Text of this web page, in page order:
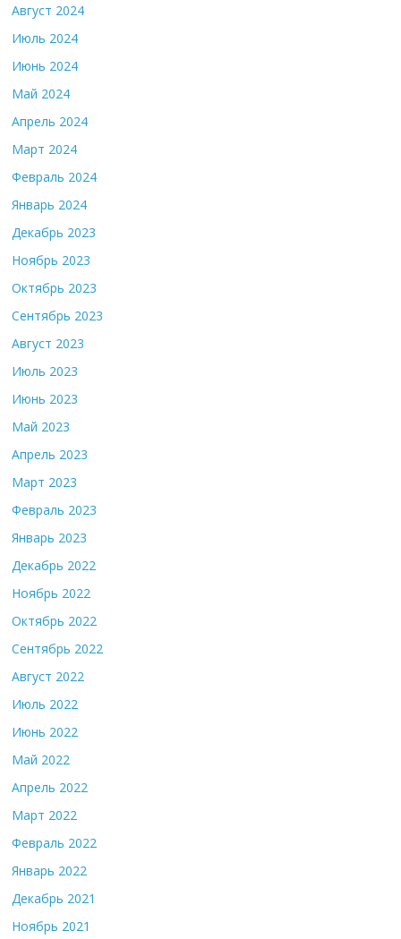
Август 2024
Июль 2024
Июнь 2024
Май 2024
Апрель 2024
Март 2024
Февраль 2024
Январь 2024
Декабрь 2023
Ноябрь 2023
Октябрь 2023
Сентябрь 2023
Август 2023
Июль 2023
Июнь 2023
Май 2023
Апрель 2023
Март 2023
Февраль 2023
Январь 2023
Декабрь 2022
Ноябрь 2022
Октябрь 2022
Сентябрь 2022
Август 2022
Июль 2022
Июнь 2022
Май 2022
Апрель 2022
Март 2022
Февраль 2022
Январь 2022
Декабрь 2021
Ноябрь 2021